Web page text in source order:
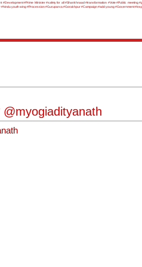
#Development #Prime Minister #safety for all #Shankhnaad #transformation #Vote #Public meeting
#hindu youth wing#Procession#Guruparva#Gorakhpur#Campaign#add young#Government
@myogiadityanath